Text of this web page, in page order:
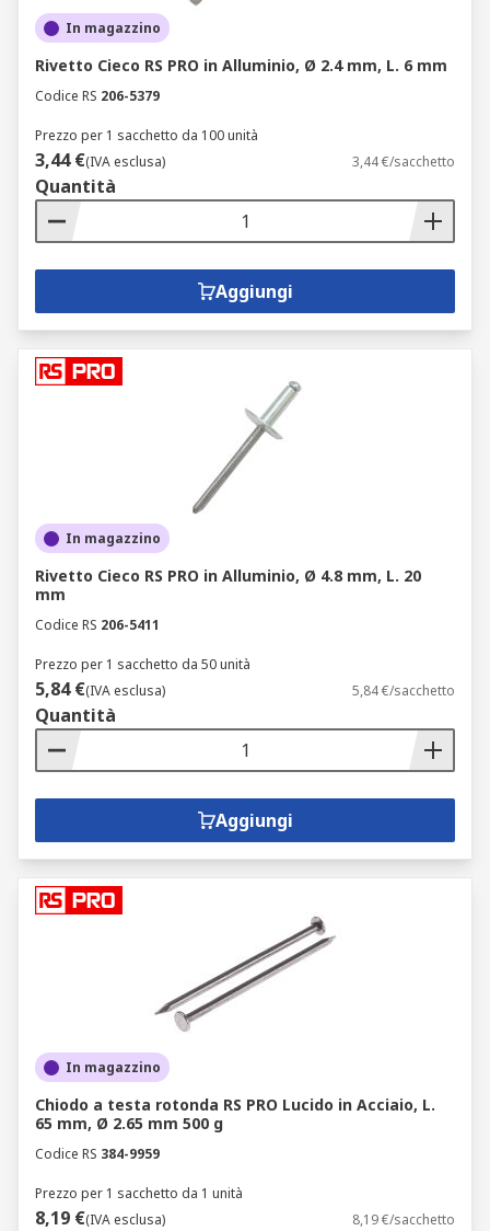
In magazzino
Rivetto Cieco RS PRO in Alluminio, Ø 2.4 mm, L. 6 mm
Codice RS 206-5379
Prezzo per 1 sacchetto da 100 unità
3,44 €(IVA esclusa) 3,44 €/sacchetto
Quantità
Aggiungi
In magazzino
Rivetto Cieco RS PRO in Alluminio, Ø 4.8 mm, L. 20
mm
Codice RS 206-5411
Prezzo per 1 sacchetto da 50 unità
5,84 €(IVA esclusa) 5,84 €/sacchetto
Quantità
Aggiungi
In magazzino
Chiodo a testa rotonda RS PRO Lucido in Acciaio, L.
65 mm, Ø 2.65 mm 500 g
Codice RS 384-9959
Prezzo per 1 sacchetto da 1 unità
8,19 €(IVA esclusa) 8,19 €/sacchetto